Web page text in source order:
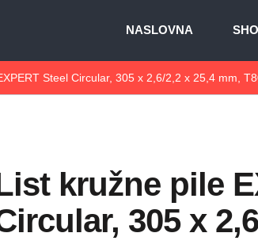
NASLOVNA
Steel Circular, 305 x 2,6/2,2 x 25,4 mm,
kružne pile
305 x